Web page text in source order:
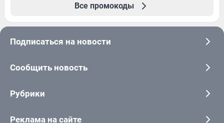
Все промокоды
Подписаться на новости
Сообщить новость
Рубрики
Реклама на сайте